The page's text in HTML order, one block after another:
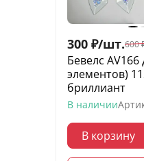
300 ₽/шт.600
Бевелс
элементов)
бриллиант
В наличии
В корзину